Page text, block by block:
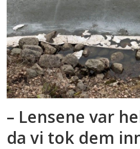
– Lensene var
da vi tok dem